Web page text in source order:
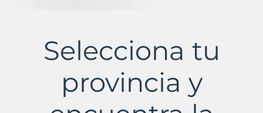
MurbalandsSelecciona tu
provincia y